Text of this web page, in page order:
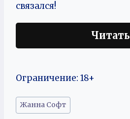
связался!
Читать
Ограничение: 18+
Метки
записи:
Жанна Софт